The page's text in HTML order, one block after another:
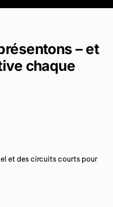
– et
chaque
et des circuits courts pour